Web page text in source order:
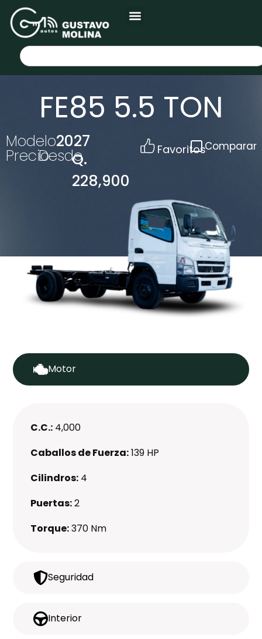
FE85 5.5 TON
Modelo2027
PrecioDesde
Q.
228,900
FavoritosComparar
Motor
Seguridad
Interior
C.C.: 4,000
Caballos de Fuerza:139 HP
Cilindros: 4
Puertas:2
Torque:370 Nm